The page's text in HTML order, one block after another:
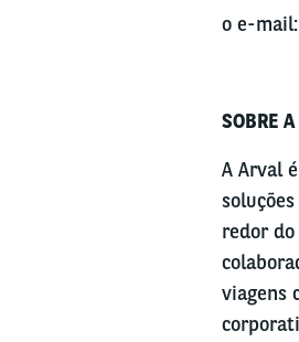
o e-mail:
SOBRE
A Arval
redor
viagens